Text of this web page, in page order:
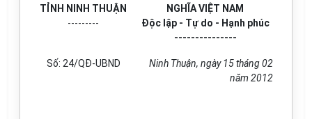
TỈNH NINH THUẬN
---------
NGHĨA VIỆT NAM
Độc lập - Tự do - Hạnh phúc
---------------
Số: 24/QĐ-UBND
Ninh Thuận, ngày 15 tháng 02
năm 2012